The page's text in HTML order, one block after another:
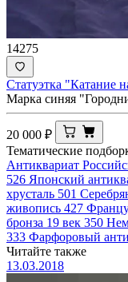
14275
Статуэтка "Катание
Марка синяя
20 000 ₽
Тематические
Антиквариат
526 Японский
хрусталь 501
живопись 427
бронза 19 век 350
333 Фарфоровый
Читайте также
13.03.2018